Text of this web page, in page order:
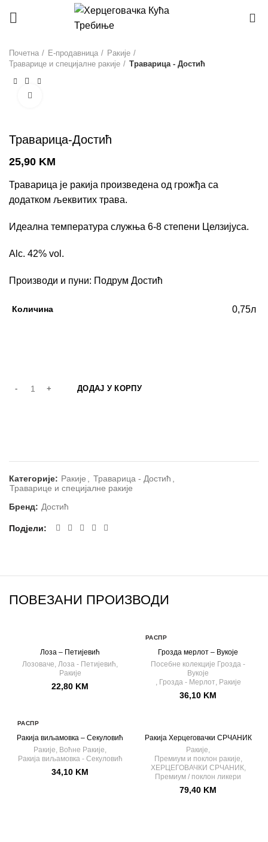
Почетна Е-продавница
Ракије
Траварице и специјалне ракије
Траварица - Достић
Траварица-Достић
25,90 KM
Траварица је ракија произведена од грожђа са
додатком љеквитих трава.
Идеална температура служња 6-8 степени Целзијуса.
Alc. 42% vol.
Производи и пуни: Подрум Достић
Количина 0,75л
ДОДАЈ У КОРПУ
Категорије: Ракије Траварица - Достић
Траварице и специјалне ракије
Бренд: Достић
Подјели
ПОВЕЗАНИ ПРОИЗВОДИ
Лоза – Петијевић
Лозоваче, Лоза - Петијевић,
Ракије
22,80 KM
РАСПР
Грозда мерлот – Вукоје
Посебне колекције Грозда -
Вукоје
, Грозда - Мерлот, Ракије
36,10 KM
РАСПР
О
Ракија виљамовка – Секуловић
Ракије, Воћне Ракије,
Ракија виљамовка - Секуловић
34,10 KM
Ракија Херцеговачки СРЧАНИК
Ракије,
Премиум и поклон ракије,
ХЕРЦЕГОВАЧКИ СРЧАНИК,
Премиум / поклон ликери
79,40 KM